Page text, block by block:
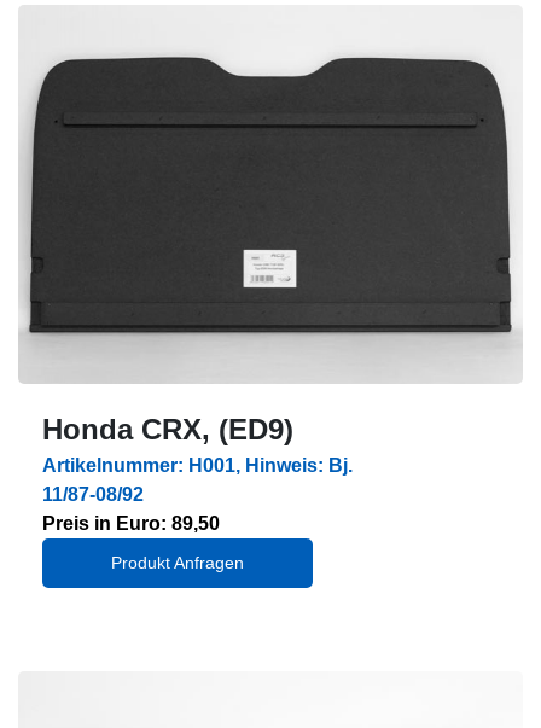
Honda CRX, (ED9)
Artikelnummer: H001, Hinweis: Bj.
11/87-08/92
Preis in Euro: 89,50
Produkt Anfragen